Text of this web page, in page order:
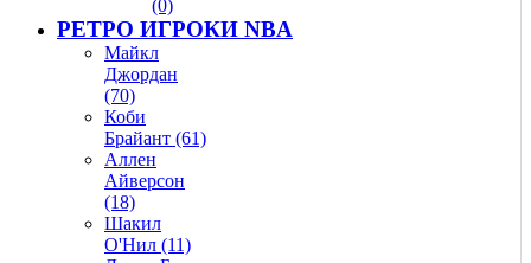
(0)
РЕТРО ИГРОКИ NBA
Майкл
Джордан
(70)
Коби
Брайант (61)
Аллен
Айверсон
(18)
Шакил
О'Нил (11)